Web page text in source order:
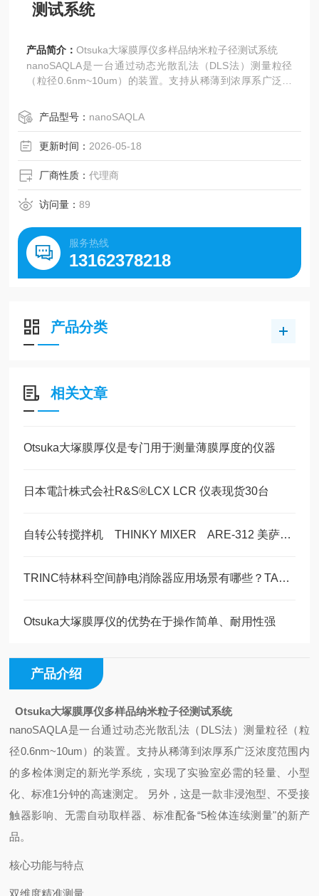
测试系统
产品简介：Otsuka大塚膜厚仪多样品纳米粒子径测试系统
nanoSAQLA是一台通过动态光散乱法（DLS法）测量粒径
（粒径0.6nm~10um）的装置。支持从稀薄到浓厚系广泛浓
轻量、小型化、标准1分钟的高速测定。 另外，这是一款非
浸泡型、不受接触器影响、无需自动取样器、标准配备“5检
体连续测量"的新产品。
产品型号： nanoSAQLA
更新时间： 2026-05-18
厂商性质：代理商
访问量：89
服务热线
13162378218
产品分类
相关文章
Otsuka大塚膜厚仪是专门用于测量薄膜厚度的仪器
日本電計株式会社R&S®LCX LCR 仪表现货30台
自转公转搅拌机 THINKY MIXER ARE-312 美萨现货1台
TRINC特林科空间静电消除器应用场景有哪些？TAS-811/LAS-805
Otsuka大塚膜厚仪的优势在于操作简单、耐用性强
产品介绍
Otsuka大塚膜厚仪多样品纳米粒子径测试系统
nanoSAQLA是一台通过动态光散乱法（DLS法）测量粒径（粒
径0.6nm~10um）的装置。支持从稀薄到浓厚系广泛浓度范围内
的多检体测定的新光学系统，实现了实验室必需的轻量、小型
化、标准1分钟的高速测定。 另外，这是一款非浸泡型、不受接
触器影响、无需自动取样器、标准配备“5检体连续测量"的新产
品。
核心功能与特点
‌双维度精准测量‌